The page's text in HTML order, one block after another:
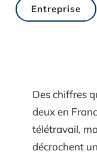
Entreprise
Des chiffres
deux en
télétravail,
décrochent